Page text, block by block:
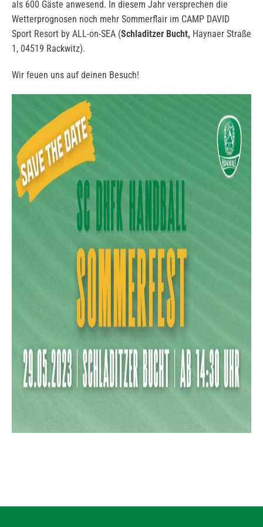
als 600 Gäste anwesend. In diesem Jahr versprechen die
Wetterprognosen noch mehr Sommerflair im CAMP DAVID
Sport Resort by ALL-on-SEA (Schladitzer Bucht, Haynaer Straße
1, 04519 Rackwitz).
Wir feuen uns auf deinen Besuch!